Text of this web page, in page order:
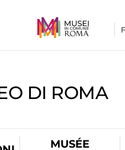
DI ROMA
MUSÉE